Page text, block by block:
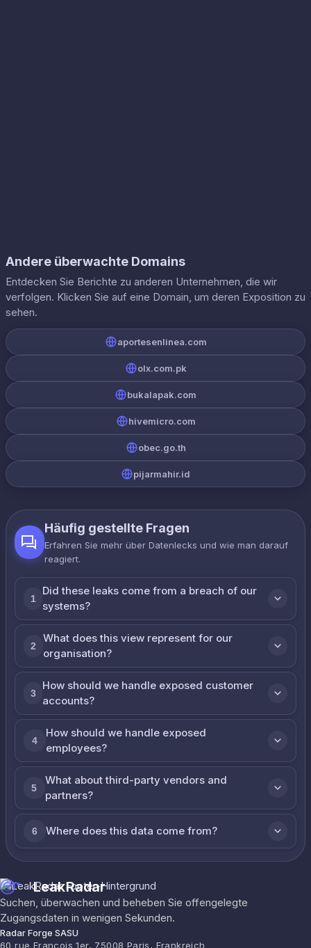
Andere überwachte Domains
Entdecken Sie Berichte zu anderen Unternehmen, die wir
verfolgen. Klicken Sie auf eine Domain, um deren Exposition zu
sehen.
aportesenlinea.com
olx.com.pk
bukalapak.com
hivemicro.com
obec.go.th
pijarmahir.id
Häufig gestellte Fragen
Erfahren Sie mehr über Datenlecks und wie man darauf
reagiert.
1
Did these leaks come from a breach of our
systems?
2
What does this view represent for our
organisation?
3
How should we handle exposed customer
accounts?
4
How should we handle exposed
employees?
5
What about third-party vendors and
partners?
6 Where does this data come from?
LeakRadar
Suchen, überwachen und beheben Sie offengelegte
Zugangsdaten in wenigen Sekunden.
Radar Forge SASU
60 rue François 1er, 75008 Paris, Frankreich